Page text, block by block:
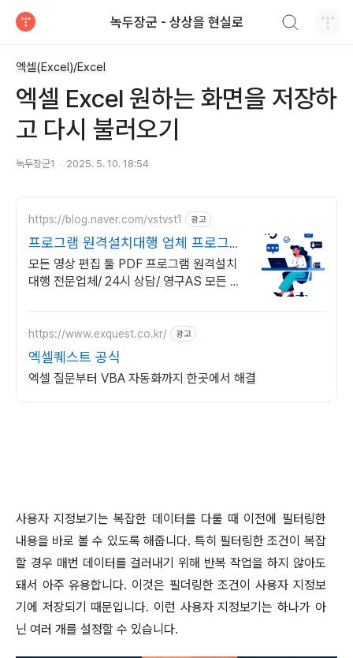
녹두장군 - 상상을 현실로
엑셀(Excel)/Excel
엑셀 Excel 원하는 화면을 저장하
고 다시 불러오기
녹두장군1 2025. 5. 10. 18:54
https://blog.naver.com/vstvst1 광고
프로그램 원격설치대행 업체 프로그램
원격설치대행 전문
모든 영상 편집 툴 PDF 프로그램 원격설치
대행 전문업체/ 24시 상담/ 영구AS 모든 영
https://www.exquest.co.kr/ 광고
엑셀퀘스트 공식
엑셀 질문부터 VBA 자동화까지 한곳에서 해결
사용자 지정보기는 복잡한 데이터를 다룰 때 이전에 필터링한
내용을 바로 볼 수 있도록 해줍니다. 특히 필터링한 조건이 복잡
할 경우 매번 데이터를 걸러내기 위해 반복 작업을 하지 않아도
돼서 아주 유용합니다. 이것은 필더링한 조건이 사용자 지정보
기에 저장되기 때문입니다. 이런 사용자 지정보기는 하나가 아
닌 여러 개를 설정할 수 있습니다.